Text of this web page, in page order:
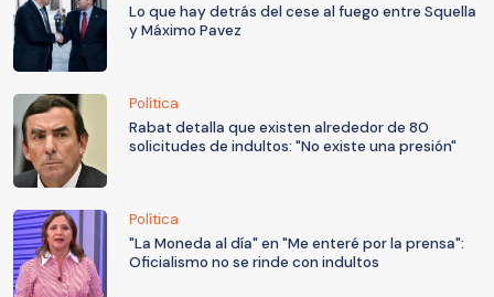
Lo que hay detrás del cese al fuego entre Squella
y Máximo Pavez
Política
Rabat detalla que existen alrededor de 80
solicitudes de indultos: "No existe una presión"
Política
"La Moneda al día" en "Me enteré por la prensa":
Oficialismo no se rinde con indultos